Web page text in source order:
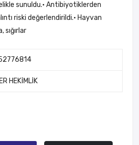
sunuldu.• Antibiyotiklerden
riski değerlendirildi.• Hayvan
HEKİMLİK